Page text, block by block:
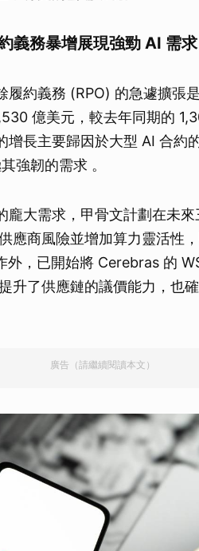
義務暴增展現強勁 AI 需求
履約義務 (RPO) 的急遽擴張
億美元，較去年同期的
增長主要歸因於大型 AI 合約
強韌的需求 。
龐大需求，甲骨文計劃在未
應商風險並增加算力靈活性
外，已開始將 Cerebras 的
升了供應鏈的議價能力，也
廣告（請繼續閱讀本文）